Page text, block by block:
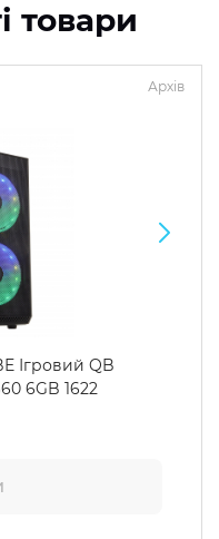
товари
Архів
Ігровий QB
6GB 1622